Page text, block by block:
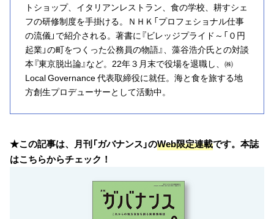
トショップ、イタリアンレストラン、食の学校、耕すシェ
フの研修制度を手掛ける。ＮＨＫ「プロフェショナル仕事
の流儀」で紹介される。著書に『ビレッジプライド～「０円
起業」の町をつくった公務員の物語』、藻谷浩介氏との対談
本『東京脱出論』など。22年３月末で役場を退職し、㈱
Local Governance 代表取締役に就任。海と食を旅する地
方創生プロデューサーとして活動中。
★この記事は、月刊「ガバナンス」のWeb限定連載です。本誌
はこちらからチェック！